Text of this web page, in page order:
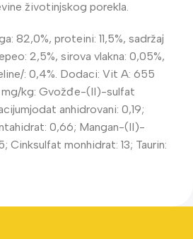
životinjskog porekla.
82,0%, proteini: 11,5%, sadržaj
2,5%, sirova vlakna: 0,05%,
: 0,4%. Dodaci: Vit A: 655
mg/kg: Gvožđe-(II)-sulfat
anhidrovani: 0,19;
0,66; Mangan-(II)-
Cinksulfat monhidrat: 13; Taurin: